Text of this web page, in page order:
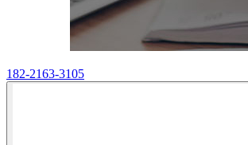
182-2163-3105